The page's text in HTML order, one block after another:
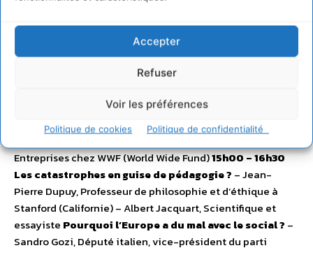
Accepter
Refuser
Voir les préférences
Politique de cookies Politique de confidentialité
Liêm Hoang-Ngoc, Économiste (Université de Paris 1),
membre du Conseil National du Parti Socialiste – Olivier
Pastré, Professeur d’économie à l’Université de Paris VIII,
Président de IM Bank (Tunis)La diversité culturelle et la
– Jean-Paul Goude, Artisan de l’image –
Entreprise verte : bluff ou réalité ?
Geneviève Ferone, Directrice du développement durable
Entreprises chez WWF (World Wide Fund)15h00 – 16h30
Les catastrophes en guise de pédagogie ? – Jean-
Pierre Dupuy, Professeur de philosophie et d’éthique à
Stanford (Californie) – Albert Jacquart, Scientifique et
essayiste Pourquoi l’Europe a du mal avec le social ? –
Sandro Gozi, Député italien, vice-président du parti